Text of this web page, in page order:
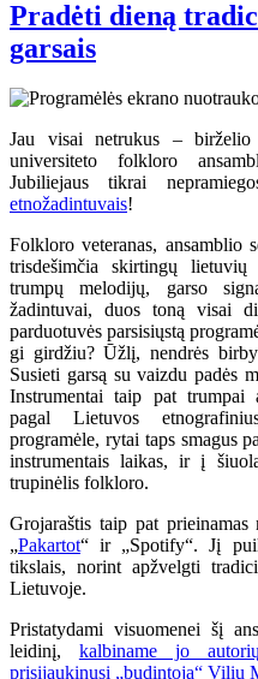
Pradėti dieną
garsais
Jau visai netrukus –
universiteto folkloro
Jubiliejaus tikrai
etnožadintuvais!
Folkloro veteranas, ansamblio
trisdešimčia skirtingų
trumpų melodijų, garso
žadintuvai, duos toną visai
parduotuvės parsisiųstą
gi girdžiu? Ūžlį, nendrės
Susieti garsą su vaizdu padės
Instrumentai taip pat trumpai
pagal Lietuvos
programėle, rytai taps smagus
instrumentais laikas, ir į
trupinėlis folkloro.
Grojaraštis taip pat
„Pakartot“ ir „Spotify“. Jį
tikslais, norint apžvelgti
Lietuvoje.
Pristatydami visuomenei šį
leidinį, kalbiname jo
prisijaukinusį „budintoją“ Vilių